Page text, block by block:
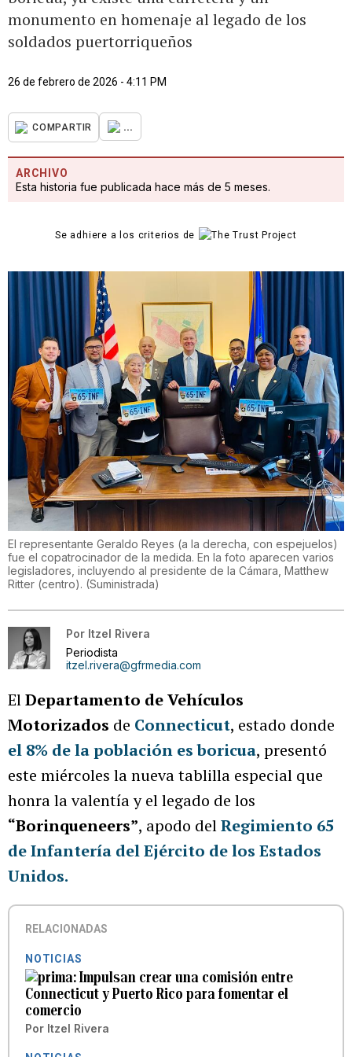
monumento en homenaje al legado de los
soldados puertorriqueños
26 de febrero de 2026 - 4:11 PM
COMPARTIR ...
ARCHIVO
Esta historia fue publicada hace más de 5 meses.
Se adhiere a los criterios de
El representante Geraldo Reyes (a la derecha, con espejuelos)
fue el copatrocinador de la medida. En la foto aparecen varios
legisladores, incluyendo al presidente de la Cámara, Matthew
Ritter (centro). (Suministrada)
Por Itzel Rivera
Periodista
itzel.rivera@gfrmedia.com
ElDepartamento de Vehículos
Motorizados de Connecticut, estado donde
el 8% de la población es boricua, presentó
este miércoles la nueva tablilla especial que
honra la valentía y el legado de los
“Borinqueneers”, apodo delRegimiento 65
de Infantería del Ejército de los Estados
Unidos.
RELACIONADAS
NOTICIAS
Impulsan crear una comisión entre
Connecticut y Puerto Rico para fomentar el
comercio
Por Itzel Rivera